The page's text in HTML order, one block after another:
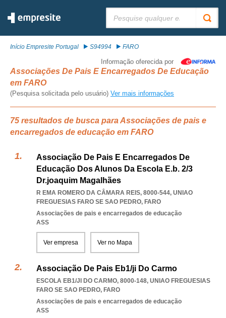
Início Empresite Portugal S94994 FARO
Informação oferecida por
Associações De Pais E Encarregados De Educação
em FARO
(Pesquisa solicitada pelo usuário) Ver mais informações
75 resultados de busca para Associações de pais e
encarregados de educação em FARO
Associação De Pais E Encarregados De
Educação Dos Alunos Da Escola E.b. 2/3
Dr.joaquim Magalhães
R EMA ROMERO DA CÂMARA REIS, 8000-544, UNIAO
FREGUESIAS FARO SE SAO PEDRO, FARO
Associações de pais e encarregados de educação
ASS
Ver empresa Ver no Mapa
Associação De Pais Eb1/ji Do Carmo
ESCOLA EB1/JI DO CARMO, 8000-148, UNIAO FREGUESIAS
FARO SE SAO PEDRO, FARO
Associações de pais e encarregados de educação
ASS